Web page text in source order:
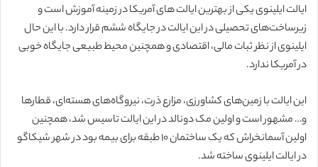
ایالت ایلینوی یکی از بهترین ایالت های آمریکا در زمینه آموزش است و
زیرساخت‌های تحصیلی در این ایالت در جایگاه ششم قرار دارد. با این حال
ایلینوی از نظر ثبات مالی، اقتصادی و همچنین محیط طبیعی جایگاه خوبی
در آمریکا ندارد.
این ایالت با زمین‌های کشاورزی، مزارع ذرت، نیروگاه‌های هسته‌ای، قطارها
و… مشهور است و اولین مک دونالد در این ایالت تاسیس شد، همچنین
اولین آسمانخراش که یک ساختمان ۱۰ طبقه برای بیمه بود در شهر شیکاگو
در ایالت ایلینوی ساخته شد.